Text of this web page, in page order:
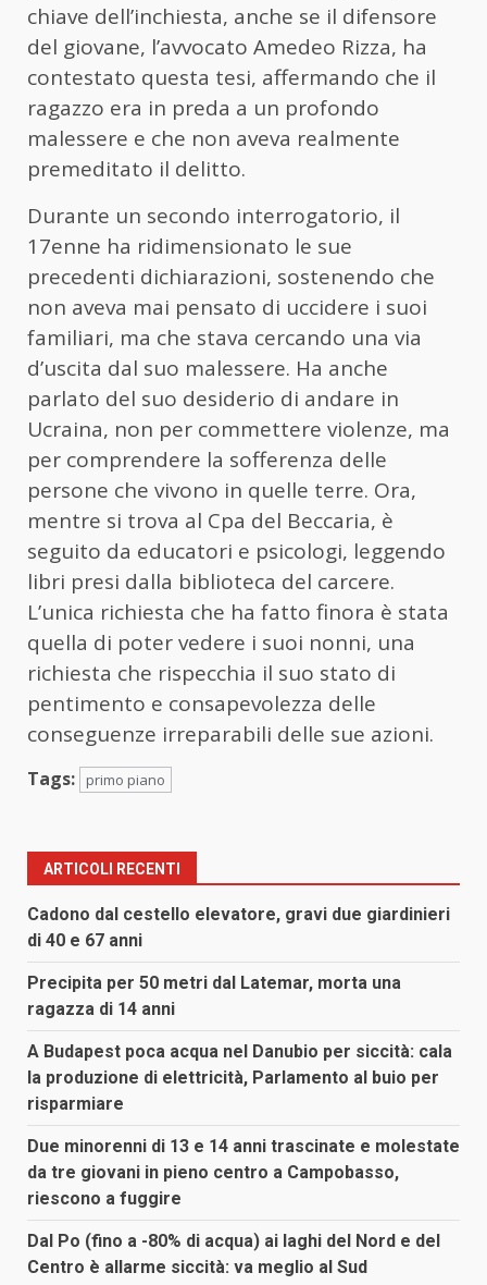
chiave dell’inchiesta, anche se il difensore
del giovane, l’avvocato Amedeo Rizza, ha
contestato questa tesi, affermando che il
ragazzo era in preda a un profondo
malessere e che non aveva realmente
premeditato il delitto.
Durante un secondo interrogatorio, il
17enne ha ridimensionato le sue
precedenti dichiarazioni, sostenendo che
non aveva mai pensato di uccidere i suoi
familiari, ma che stava cercando una via
d’uscita dal suo malessere. Ha anche
parlato del suo desiderio di andare in
Ucraina, non per commettere violenze, ma
per comprendere la sofferenza delle
persone che vivono in quelle terre. Ora,
mentre si trova al Cpa del Beccaria, è
seguito da educatori e psicologi, leggendo
libri presi dalla biblioteca del carcere.
L’unica richiesta che ha fatto finora è stata
quella di poter vedere i suoi nonni, una
richiesta che rispecchia il suo stato di
pentimento e consapevolezza delle
conseguenze irreparabili delle sue azioni.
Tags: primo piano
ARTICOLI RECENTI
Cadono dal cestello elevatore, gravi due giardinieri
di 40 e 67 anni
Precipita per 50 metri dal Latemar, morta una
ragazza di 14 anni
A Budapest poca acqua nel Danubio per siccità: cala
la produzione di elettricità, Parlamento al buio per
risparmiare
Due minorenni di 13 e 14 anni trascinate e molestate
da tre giovani in pieno centro a Campobasso,
riescono a fuggire
Dal Po (fino a -80% di acqua) ai laghi del Nord e del
Centro è allarme siccità: va meglio al Sud